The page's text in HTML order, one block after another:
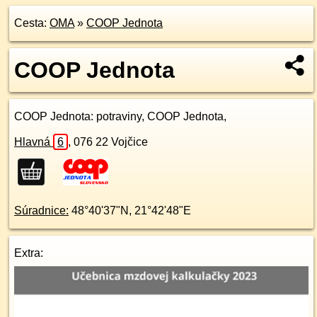
Cesta: OMA» COOP Jednota
COOP Jednota
COOP Jednota: potraviny, COOP Jednota,
Hlavná 6 , 076 22 Vojčice
Súradnice: 48°40'37"N , 21°42'48"E
Extra: